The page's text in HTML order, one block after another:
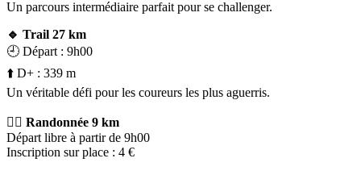
Un parcours intermédiaire parfait pour se challenger.
🔹 Trail 27 km
🕘 Départ : 9h00
⬆️ D+ : 339 m
Un véritable défi pour les coureurs les plus aguerris.
🚶‍♀️ Randonnée 9 km
Départ libre à partir de 9h00
Inscription sur place : 4 €